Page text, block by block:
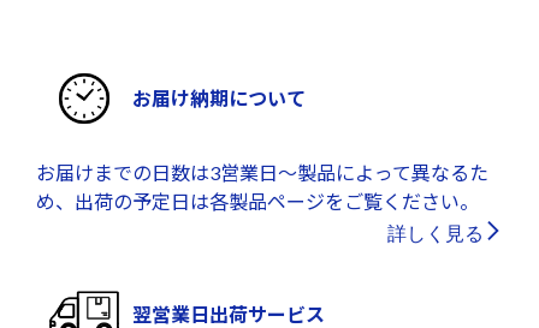
お届け納期について
お届けまでの日数は3営業日～製品によって異なるた
め、出荷の予定日は各製品ページをご覧ください。
詳しく見る
翌営業日出荷サービス